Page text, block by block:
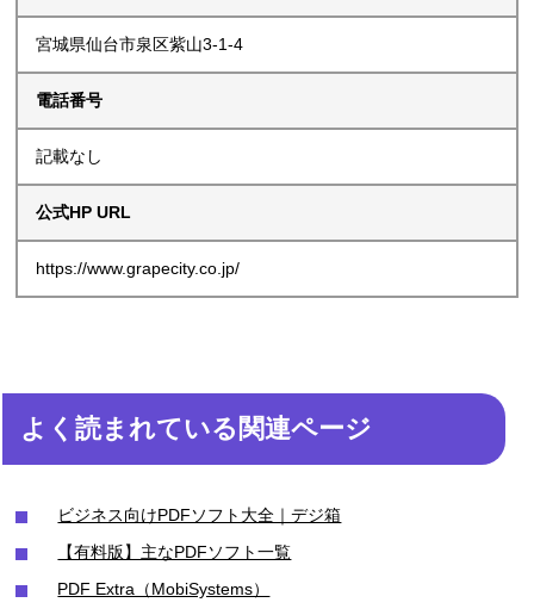
宮城県仙台市泉区紫山3-1-4
電話番号
記載なし
公式HP URL
https://www.grapecity.co.jp/
よく読まれている関連ページ
ビジネス向けPDFソフト大全｜デジ箱
【有料版】主なPDFソフト一覧
PDF Extra（MobiSystems）